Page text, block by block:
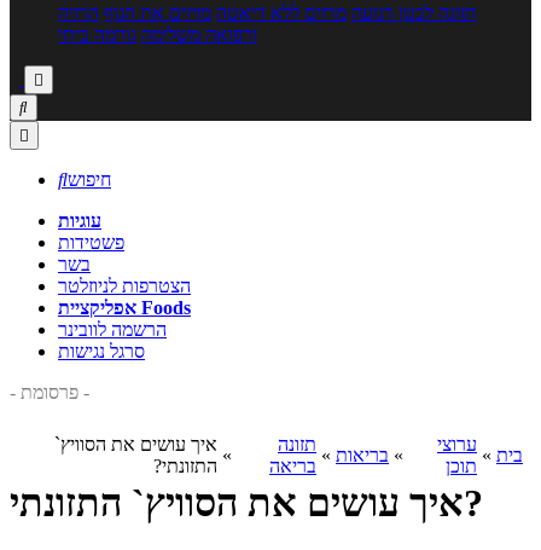
תזונה לבטן רגועה מרזים ללא דיאטה מזיזים את הגוף הרזיה
ורפואה משלימה גורמה ביתי



חיפוש
עוגיות
פשטידות
בשר
הצטרפות לניוזלטר
אפליקציית Foods
הרשמה לוובינר
סרגל נגישות
- פרסומת -
בית »
ערוצי
תוכן
» בריאות »
תזונה
בריאה
»
איך עושים את הסוויץ`
התזונתי?
איך עושים את הסוויץ` התזונתי?